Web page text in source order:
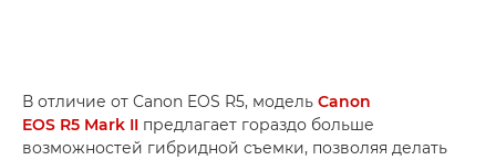
В отличие от Canon EOS R5, модель Canon
EOS R5 Mark II предлагает гораздо больше
возможностей гибридной съемки, позволяя делать